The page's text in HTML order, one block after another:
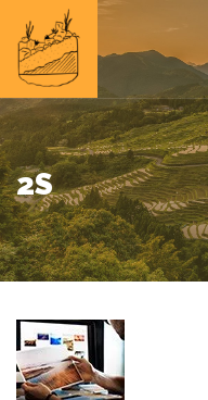
HOME
INFOS
PROJEKTE
IMPRESSUM
2S